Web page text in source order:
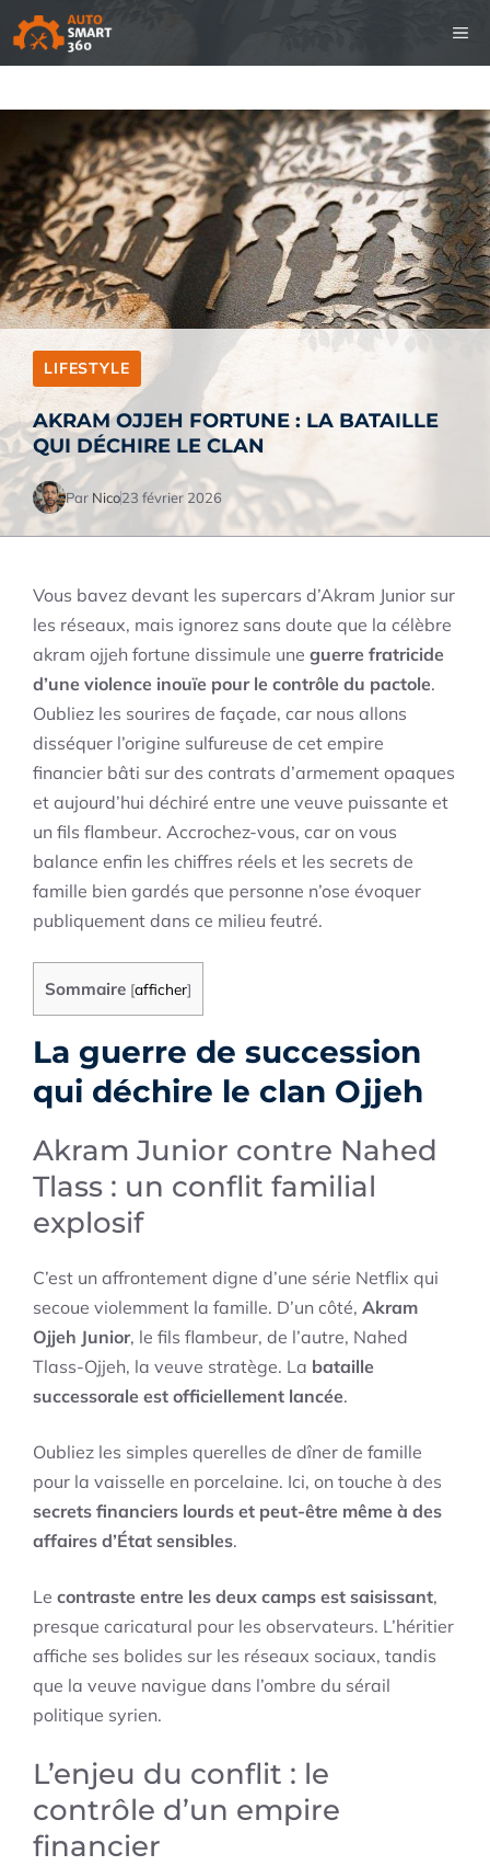
Aller
au
contenu
LIFESTYLE
AKRAM OJJEH FORTUNE : LA BATAILLE
QUI DÉCHIRE LE CLAN
Par Nico23 février 2026
Vous bavez devant les supercars d’Akram Junior sur
les réseaux, mais ignorez sans doute que la célèbre
akram ojjeh fortune dissimule une guerre fratricide
d’une violence inouïe pour le contrôle du pactole.
Oubliez les sourires de façade, car nous allons
disséquer l’origine sulfureuse de cet empire
financier bâti sur des contrats d’armement opaques
et aujourd’hui déchiré entre une veuve puissante et
un fils flambeur. Accrochez-vous, car on vous
balance enfin les chiffres réels et les secrets de
famille bien gardés que personne n’ose évoquer
publiquement dans ce milieu feutré.
Sommaire [afficher]
La guerre de succession
qui déchire le clan Ojjeh
Akram Junior contre Nahed
Tlass : un conflit familial
explosif
C’est un affrontement digne d’une série Netflix qui
secoue violemment la famille. D’un côté, Akram
Ojjeh Junior, le fils flambeur, de l’autre, Nahed
Tlass-Ojjeh, la veuve stratège. La bataille
successorale est officiellement lancée.
Oubliez les simples querelles de dîner de famille
pour la vaisselle en porcelaine. Ici, on touche à des
secrets financiers lourds et peut-être même à des
affaires d’État sensibles.
Le contraste entre les deux camps est saisissant,
presque caricatural pour les observateurs. L’héritier
affiche ses bolides sur les réseaux sociaux, tandis
que la veuve navigue dans l’ombre du sérail
politique syrien.
L’enjeu du conflit : le
contrôle d’un empire
financier